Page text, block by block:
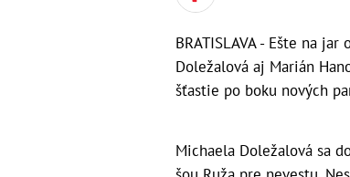
BRATISLAVA - Ešte na
Doležalová aj Marián
šťastie po boku nových
Michaela Doležalová sa